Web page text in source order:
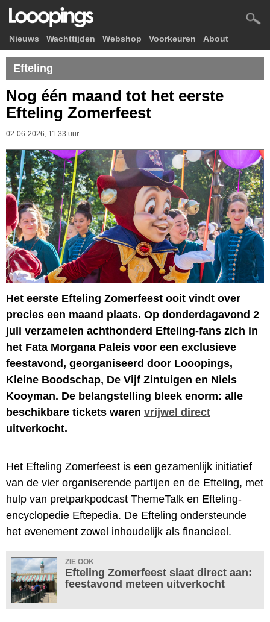
Nieuws Wachttijden Webshop Voorkeuren About
Efteling
Nog één maand tot het eerste
Efteling Zomerfeest
02-06-2026, 11.33 uur
Het eerste Efteling Zomerfeest ooit vindt over
precies een maand plaats. Op donderdagavond 2
juli verzamelen achthonderd Efteling-fans zich in
het Fata Morgana Paleis voor een exclusieve
feestavond, georganiseerd door Looopings,
Kleine Boodschap, De Vijf Zintuigen en Niels
Kooyman. De belangstelling bleek enorm: alle
beschikbare tickets waren vrijwel direct
uitverkocht.
Het Efteling Zomerfeest is een gezamenlijk initiatief
van de vier organiserende partijen en de Efteling, met
hulp van pretparkpodcast ThemeTalk en Efteling-
encyclopedie Eftepedia. De Efteling ondersteunde
het evenement zowel inhoudelijk als financieel.
ZIE OOK
Efteling Zomerfeest slaat direct aan:
feestavond meteen uitverkocht